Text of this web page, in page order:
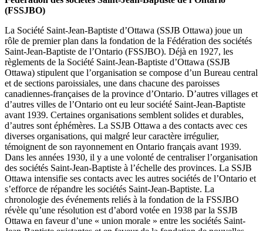
(FSSJBO)
La Société Saint-Jean-Baptiste d’Ottawa (SSJB Ottawa) joue un
rôle de premier plan dans la fondation de la Fédération des sociétés
Saint-Jean-Baptiste de l’Ontario (FSSJBO). Déjà en 1927, les
règlements de la Société Saint-Jean-Baptiste d’Ottawa (SSJB
Ottawa) stipulent que l’organisation se compose d’un Bureau central
et de sections paroissiales, une dans chacune des paroisses
canadiennes-françaises de la province d’Ontario. D’autres villages et
d’autres villes de l’Ontario ont eu leur société Saint-Jean-Baptiste
avant 1939. Certaines organisations semblent solides et durables,
d’autres sont éphémères. La SSJB Ottawa a des contacts avec ces
diverses organisations, qui malgré leur caractère irrégulier,
témoignent de son rayonnement en Ontario français avant 1939.
Dans les années 1930, il y a une volonté de centraliser l’organisation
des sociétés Saint-Jean-Baptiste à l’échelle des provinces. La SSJB
Ottawa intensifie ses contacts avec les autres sociétés de l’Ontario et
s’efforce de répandre les sociétés Saint-Jean-Baptiste. La
chronologie des événements reliés à la fondation de la FSSJBO
révèle qu’une résolution est d’abord votée en 1938 par la SSJB
Ottawa en faveur d’une « union morale » entre les sociétés Saint-